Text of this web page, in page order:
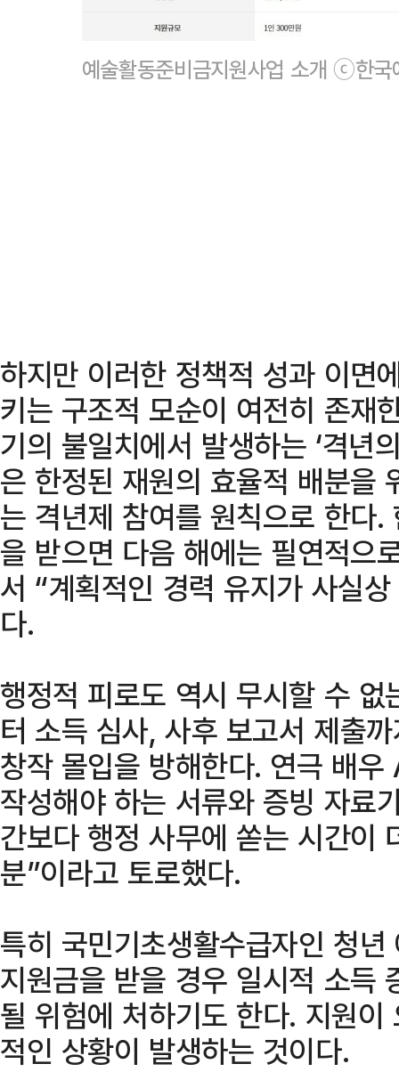
예술활동준비금지원사업 소개 ⓒ한국
하지만 이러한 정책적 성과 이면
키는 구조적 모순이 여전히 존재
기의 불일치에서 발생하는 ‘격년
은 한정된 재원의 효율적 배분을
는 격년제 참여를 원칙으로 한다
을 받으면 다음 해에는 필연적으
서 “계획적인 경력 유지가 사실
다.
행정적 피로도 역시 무시할 수
터 소득 심사, 사후 보고서 제출
창작 몰입을 방해한다. 연극 배
작성해야 하는 서류와 증빙 자료
간보다 행정 사무에 쏟는 시간이
분”이라고 토로했다.
특히 국민기초생활수급자인 청
지원금을 받을 경우 일시적 소득
될 위험에 처하기도 한다. 지원
적인 상황이 발생하는 것이다.